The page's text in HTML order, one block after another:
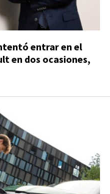
entrar en el
en dos ocasiones,